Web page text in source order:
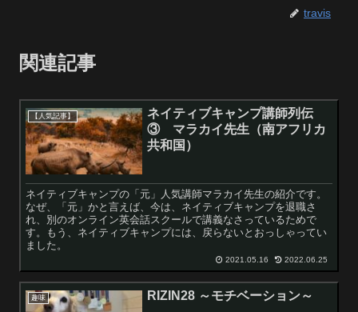
travis
関連記事
【人気記事】
ネイティブキャンプ講師列伝
③ マラカイ先生（南アフリカ
共和国）
ネイティブキャンプの「元」人気講師マラカイ先生の紹介です。
なぜ、「元」かと言えば、今は、ネイティブキャンプを退職さ
れ、別のオンライン英会話スクールで講義なさっているためで
す。もう、ネイティブキャンプには、戻らないとおっしゃってい
ました。
2021.05.16 2022.06.25
趣味 RIZIN28 ～モチベーション～